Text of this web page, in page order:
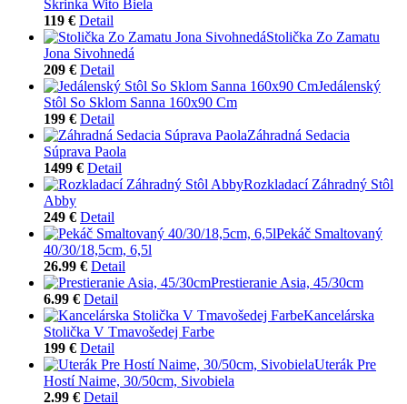
Skrinka Wito Biela
119 € Detail
Stolička Zo Zamatu
Jona Sivohnedá
209 € Detail
Jedálenský
Stôl So Sklom Sanna 160x90 Cm
199 € Detail
Záhradná Sedacia
Súprava Paola
1499 € Detail
Rozkladací Záhradný Stôl
Abby
249 € Detail
Pekáč Smaltovaný
40/30/18,5cm, 6,5l
26.99 € Detail
Prestieranie Asia, 45/30cm
6.99 € Detail
Kancelárska
Stolička V Tmavošedej Farbe
199 € Detail
Uterák Pre
Hostí Naime, 30/50cm, Sivobiela
2.99 € Detail